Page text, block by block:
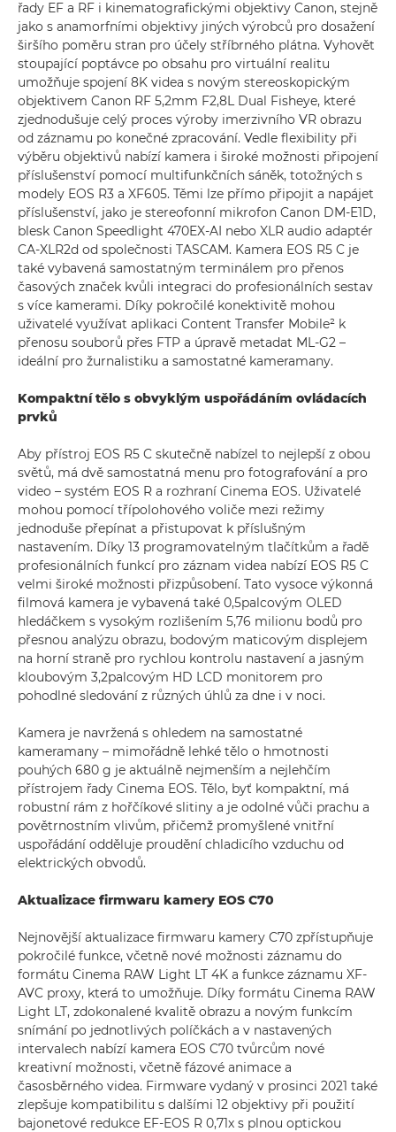
řady EF a RF i kinematografickými objektivy Canon, stejně
jako s anamorfními objektivy jiných výrobců pro dosažení
širšího poměru stran pro účely stříbrného plátna. Vyhovět
stoupající poptávce po obsahu pro virtuální realitu
umožňuje spojení 8K videa s novým stereoskopickým
objektivem Canon RF 5,2mm F2,8L Dual Fisheye, které
zjednodušuje celý proces výroby imerzivního VR obrazu
od záznamu po konečné zpracování. Vedle flexibility při
výběru objektivů nabízí kamera i široké možnosti připojení
příslušenství pomocí multifunkčních sáněk, totožných s
modely EOS R3 a XF605. Těmi lze přímo připojit a napájet
příslušenství, jako je stereofonní mikrofon Canon DM-E1D,
blesk Canon Speedlight 470EX-AI nebo XLR audio adaptér
CA-XLR2d od společnosti TASCAM. Kamera EOS R5 C je
také vybavená samostatným terminálem pro přenos
časových značek kvůli integraci do profesionálních sestav
s více kamerami. Díky pokročilé konektivitě mohou
uživatelé využívat aplikaci Content Transfer Mobile² k
přenosu souborů přes FTP a úpravě metadat ML-G2 –
ideální pro žurnalistiku a samostatné kameramany.
Kompaktní tělo s obvyklým uspořádáním ovládacích
prvků
Aby přístroj EOS R5 C skutečně nabízel to nejlepší z obou
světů, má dvě samostatná menu pro fotografování a pro
video – systém EOS R a rozhraní Cinema EOS. Uživatelé
mohou pomocí třípolohového voliče mezi režimy
jednoduše přepínat a přistupovat k příslušným
nastavením. Díky 13 programovatelným tlačítkům a řadě
profesionálních funkcí pro záznam videa nabízí EOS R5 C
velmi široké možnosti přizpůsobení. Tato vysoce výkonná
filmová kamera je vybavená také 0,5palcovým OLED
hledáčkem s vysokým rozlišením 5,76 milionu bodů pro
přesnou analýzu obrazu, bodovým maticovým displejem
na horní straně pro rychlou kontrolu nastavení a jasným
kloubovým 3,2palcovým HD LCD monitorem pro
pohodlné sledování z různých úhlů za dne i v noci.
Kamera je navržená s ohledem na samostatné
kameramany – mimořádně lehké tělo o hmotnosti
pouhých 680 g je aktuálně nejmenším a nejlehčím
přístrojem řady Cinema EOS. Tělo, byť kompaktní, má
robustní rám z hořčíkové slitiny a je odolné vůči prachu a
povětrnostním vlivům, přičemž promyšlené vnitřní
uspořádání odděluje proudění chladicího vzduchu od
elektrických obvodů.
Aktualizace firmwaru kamery EOS C70
Nejnovější aktualizace firmwaru kamery C70 zpřístupňuje
pokročilé funkce, včetně nové možnosti záznamu do
formátu Cinema RAW Light LT 4K a funkce záznamu XF-
AVC proxy, která to umožňuje. Díky formátu Cinema RAW
Light LT, zdokonalené kvalitě obrazu a novým funkcím
snímání po jednotlivých políčkách a v nastavených
intervalech nabízí kamera EOS C70 tvůrcům nové
kreativní možnosti, včetně fázové animace a
časosběrného videa. Firmware vydaný v prosinci 2021 také
zlepšuje kompatibilitu s dalšími 12 objektivy při použití
bajonetové redukce EF-EOS R 0,71x s plnou optickou